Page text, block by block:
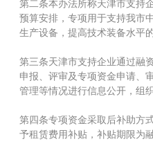
第二条本办法所称天津市支持
预算安排，专项用于支持我市
生产设备，提高技术装备水平
第三条天津市支持企业通过融
申报、评审及专项资金申请、
管理等情况进行信息公开，组
第四条专项资金采取后补助方
予租赁费用补贴，补贴期限为